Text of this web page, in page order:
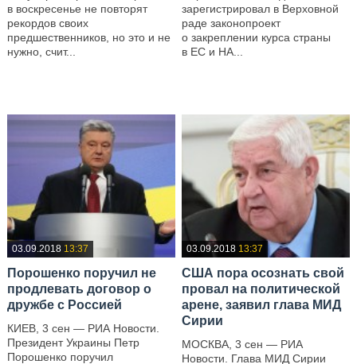
в воскресенье не повторят
рекордов своих
предшественников, но это и не
нужно, счит...
зарегистрировал в Верховной
раде законопроект
о закреплении курса страны
в ЕС и НА...
03.09.2018 13:37
Порошенко поручил не
продлевать договор о
дружбе с Россией
КИЕВ, 3 сен — РИА Новости.
Президент Украины Петр
Порошенко поручил
03.09.2018 13:37
США пора осознать свой
провал на политической
арене, заявил глава МИД
Сирии
МОСКВА, 3 сен — РИА
Новости. Глава МИД Сирии